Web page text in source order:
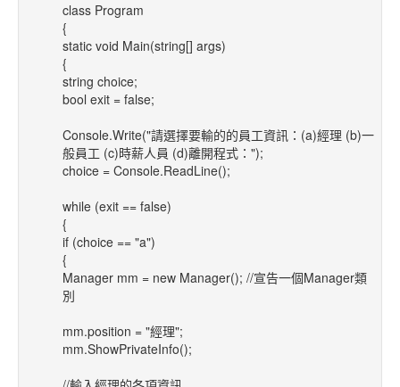
class Program
{
static void Main(string[] args)
{
string choice;
bool exit = false;
Console.Write("請選擇要輸的的員工資訊：(a)經理 (b)一
般員工 (c)時薪人員 (d)離開程式：");
choice = Console.ReadLine();
while (exit == false)
{
if (choice == "a")
{
Manager mm = new Manager(); //宣告一個Manager類
別
mm.position = "經理";
mm.ShowPrivateInfo();